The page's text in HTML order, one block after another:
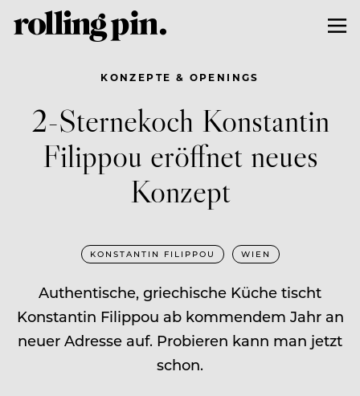
KONZEPTE & OPENINGS
2-Sternekoch Konstantin
Filippou eröffnet neues
Konzept
KONSTANTIN FILIPPOU WIEN
Authentische, griechische Küche tischt
Konstantin Filippou ab kommendem Jahr an
neuer Adresse auf. Probieren kann man jetzt
schon.